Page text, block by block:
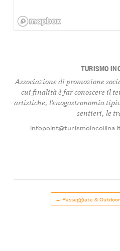
TURISMO
Associazione di promozione
cui finalità è far conoscere il
artistiche, l’enogastronomia
sentieri, le
← Passeggiate & Outdoor